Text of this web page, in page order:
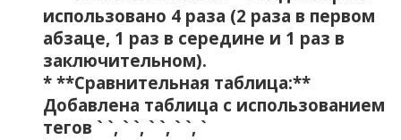
использовано 4 раза (2 раза в первом
абзаце‚ 1 раз в середине и 1 раз в
заключительном).
* **Сравнительная таблица:**
Добавлена таблица с использованием
тегов ` `‚ ` `‚ ` `‚ ` `‚ `